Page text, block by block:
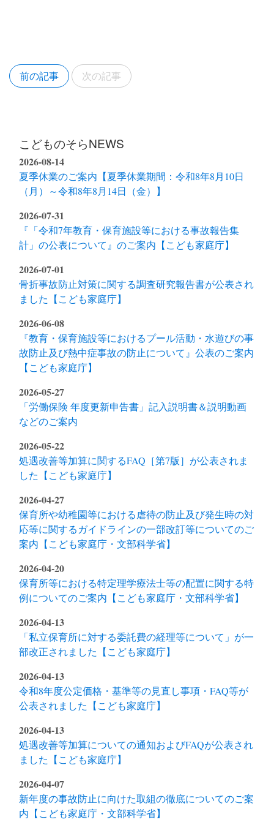
前の記事 次の記事
こどものそらNEWS
2026-08-14
夏季休業のご案内【夏季休業期間：令和8年8月10日
（月）～令和8年8月14日（金）】
2026-07-31
『「令和7年教育・保育施設等における事故報告集
計」の公表について』のご案内【こども家庭庁】
2026-07-01
骨折事故防止対策に関する調査研究報告書が公表され
ました【こども家庭庁】
2026-06-08
『教育・保育施設等におけるプール活動・水遊びの事
故防止及び熱中症事故の防止について』公表のご案内
【こども家庭庁】
2026-05-27
「労働保険 年度更新申告書」記入説明書＆説明動画
などのご案内
2026-05-22
処遇改善等加算に関するFAQ［第7版］が公表されま
した【こども家庭庁】
2026-04-27
保育所や幼稚園等における虐待の防止及び発生時の対
応等に関するガイドラインの一部改訂等についてのご
案内【こども家庭庁・文部科学省】
2026-04-20
保育所等における特定理学療法士等の配置に関する特
例についてのご案内【こども家庭庁・文部科学省】
2026-04-13
「私立保育所に対する委託費の経理等について」が一
部改正されました【こども家庭庁】
2026-04-13
令和8年度公定価格・基準等の見直し事項・FAQ等が
公表されました【こども家庭庁】
2026-04-13
処遇改善等加算についての通知およびFAQが公表され
ました【こども家庭庁】
2026-04-07
新年度の事故防止に向けた取組の徹底についてのご案
内【こども家庭庁・文部科学省】